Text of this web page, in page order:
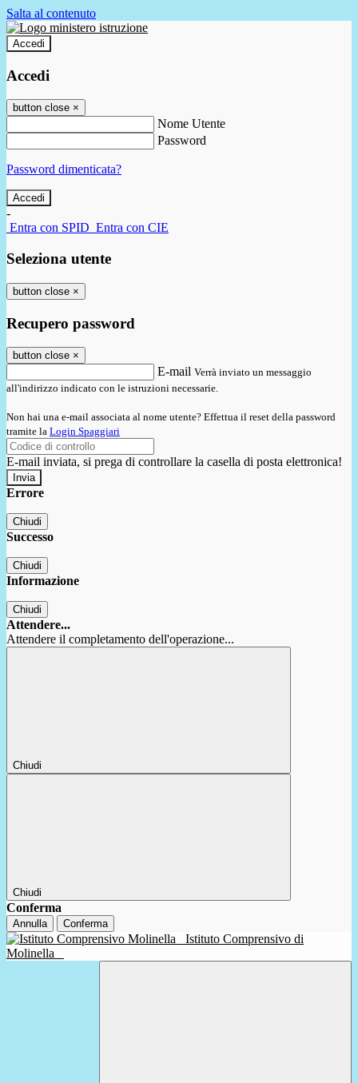
Salta al contenuto
Accedi
Accedi
button close ×
Nome Utente
Password
Password dimenticata?
-
Entra con SPID Entra con CIE
Seleziona utente
button close ×
Recupero password
button close ×
E-mail Verrà inviato un messaggio
all'indirizzo indicato con le istruzioni necessarie.
Non hai una e-mail associata al nome utente? Effettua il reset della password
tramite la Login Spaggiari
E-mail inviata, si prega di controllare la casella di posta elettronica!
Errore
Chiudi
Successo
Chiudi
Informazione
Chiudi
Attendere...
Attendere il completamento dell'operazione...
Chiudi
Chiudi
Conferma
Annulla Conferma
Istituto Comprensivo di
Molinella